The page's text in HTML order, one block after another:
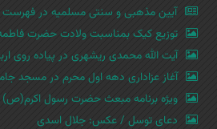
آیین مذهبی و سنتی مسلمیه در فهرست
توزیع کیک بمناسبت ولادت حضرت
آیت الله محمدی ریشهری در پیاده روی
آغاز عزاداری دهه اول محرم در مسجد
ویژه برنامه مبعث حضرت رسول
دعای توسل / عکس: جلال اسدی